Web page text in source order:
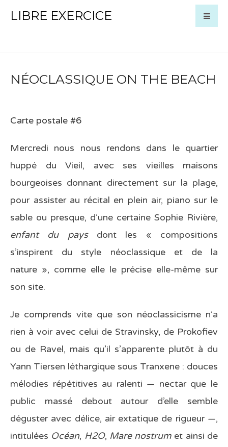
LIBRE EXERCICE
NÉOCLASSIQUE ON THE BEACH
Carte postale #6
Mercredi nous nous rendons dans le quartier
huppé du Vieil, avec ses vieilles maisons
bourgeoises donnant directement sur la plage,
pour assister au récital en plein air, piano sur le
sable ou presque, d’une certaine Sophie Rivière,
enfant du paysdont les « compositions
s’inspirent du style néoclassique et de la
nature », comme elle le précise elle-même sur
son site.
Je comprends vite que son néoclassicisme n’a
rien à voir avec celui de Stravinsky, de Prokofiev
ou de Ravel, mais qu’il s’apparente plutôt à du
Yann Tiersen léthargique sous Tranxene : douces
mélodies répétitives au ralenti — nectar que le
public massé debout autour d’elle semble
déguster avec délice, air extatique de rigueur —,
intitulées Océan, H2O, Mare nostrum et ainsi de